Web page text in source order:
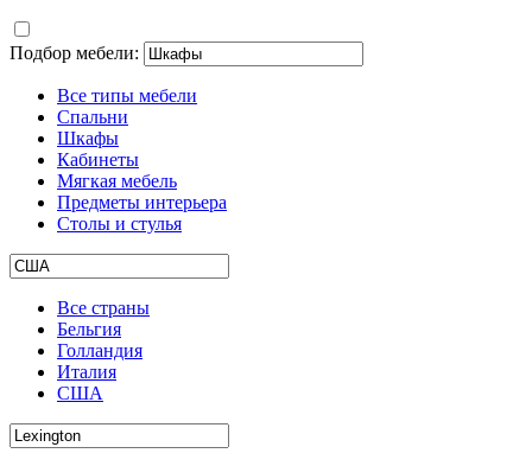
Подбор мебели:
Все типы мебели
Спальни
Шкафы
Кабинеты
Мягкая мебель
Предметы интерьера
Столы и стулья
Все страны
Бельгия
Голландия
Италия
США